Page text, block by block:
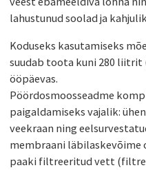
lahustunud soolad ja
Koduseks kasutamiseks
suudab toota kuni 280
ööpäevas.
Pöördosmoosseadme
paigaldamiseks vajalik:
veekraan ning
membraani läbilaskevõime
paaki filtreeritud vett